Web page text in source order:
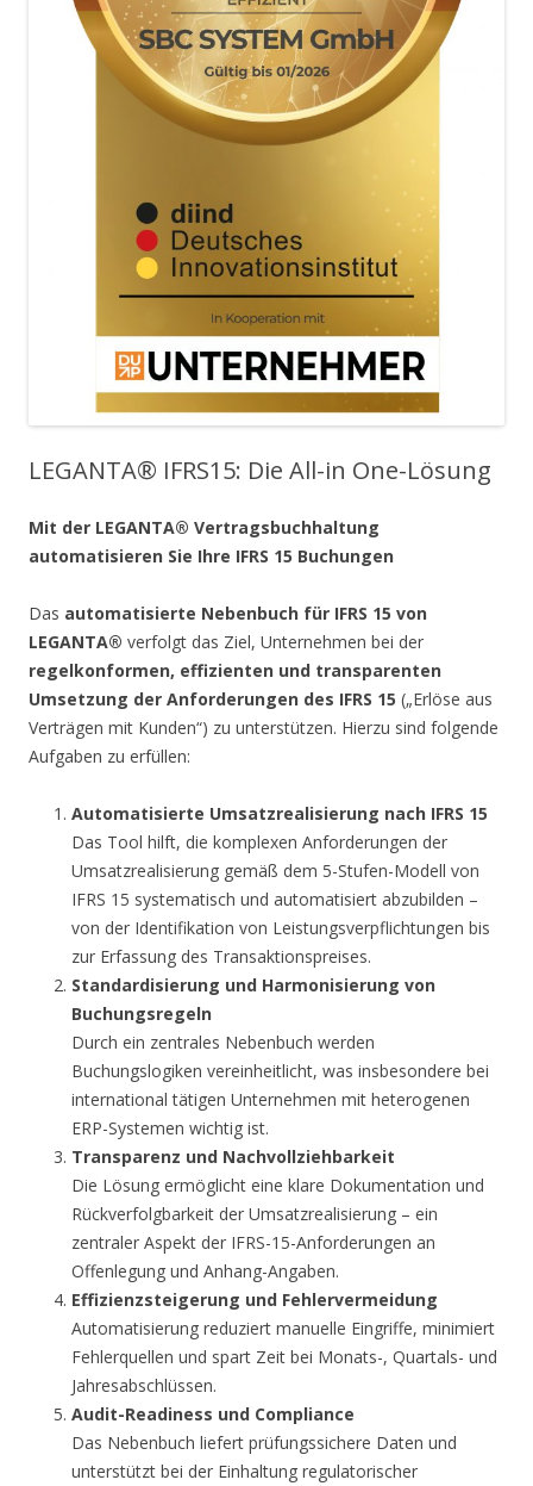
LEGANTA® IFRS15: Die All-in One-Lösung
Mit der LEGANTA® Vertragsbuchhaltung
automatisieren Sie Ihre IFRS 15 Buchungen
Das automatisierte Nebenbuch für IFRS 15 von
LEGANTA® verfolgt das Ziel, Unternehmen bei der
regelkonformen, effizienten und transparenten
Umsetzung der Anforderungen des IFRS 15 („Erlöse aus
Verträgen mit Kunden“) zu unterstützen. Hierzu sind folgende
Aufgaben zu erfüllen:
Automatisierte Umsatzrealisierung nach IFRS 15
Das Tool hilft, die komplexen Anforderungen der
Umsatzrealisierung gemäß dem 5-Stufen-Modell von
IFRS 15 systematisch und automatisiert abzubilden –
von der Identifikation von Leistungsverpflichtungen bis
zur Erfassung des Transaktionspreises.
Standardisierung und Harmonisierung von
Buchungsregeln
Durch ein zentrales Nebenbuch werden
Buchungslogiken vereinheitlicht, was insbesondere bei
international tätigen Unternehmen mit heterogenen
ERP-Systemen wichtig ist.
Transparenz und Nachvollziehbarkeit
Die Lösung ermöglicht eine klare Dokumentation und
Rückverfolgbarkeit der Umsatzrealisierung – ein
zentraler Aspekt der IFRS-15-Anforderungen an
Offenlegung und Anhang-Angaben.
Effizienzsteigerung und Fehlervermeidung
Automatisierung reduziert manuelle Eingriffe, minimiert
Fehlerquellen und spart Zeit bei Monats-, Quartals- und
Jahresabschlüssen.
Audit-Readiness und Compliance
Das Nebenbuch liefert prüfungssichere Daten und
unterstützt bei der Einhaltung regulatorischer